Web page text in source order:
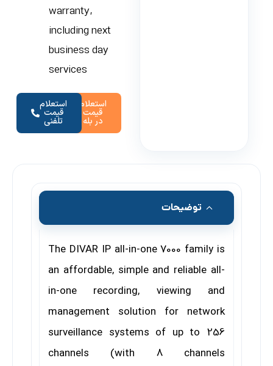
warranty,
including next
business day
services
استعلام
قیمت
در بله
استعلام
قیمت
تلفنی
توضیحات
The DIVAR IP all-in-one 7000 family is
an affordable, simple and reliable all-
in-one recording, viewing and
management solution for network
surveillance systems of up to 256
channels (with 8 channels